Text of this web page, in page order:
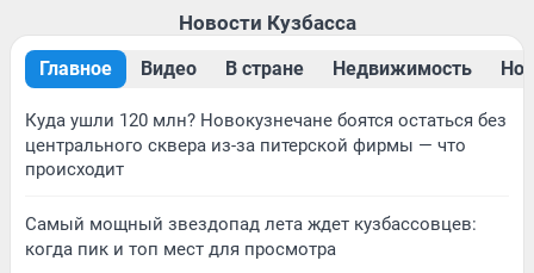
Новости Кузбасса
Главное Видео В стране Недвижимость
Куда ушли 120 млн? Новокузнечане боятся остаться без
центрального сквера из-за питерской фирмы — что
происходит
Самый мощный звездопад лета ждет кузбассовцев:
когда пик и топ мест для просмотра